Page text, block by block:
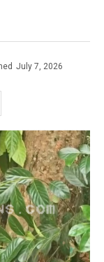
July 7, 2026